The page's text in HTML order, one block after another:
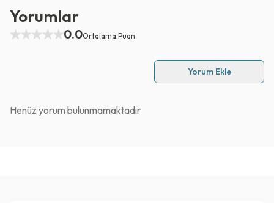
Yorumlar
0.0Ortalama Puan
Yorum Ekle
Henüz yorum bulunmamaktadır